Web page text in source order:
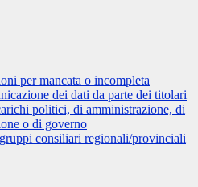
per mancata o incompleta
dei dati da parte dei titolari
politici, di amministrazione, di
o di governo
consiliari regionali/provinciali